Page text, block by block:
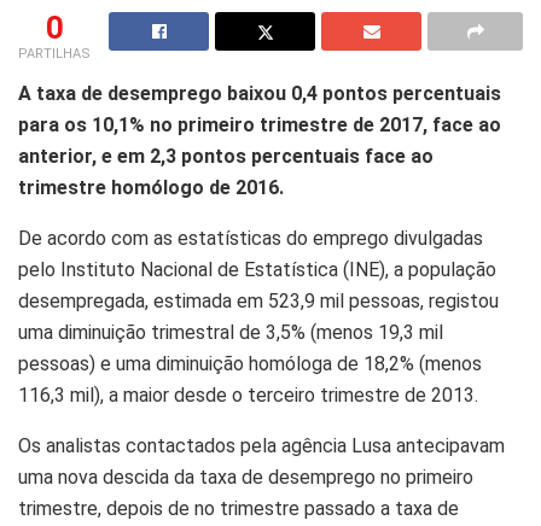
0
PARTILHAS
A taxa de desemprego baixou 0,4 pontos percentuais
para os 10,1% no primeiro trimestre de 2017, face ao
anterior, e em 2,3 pontos percentuais face ao
trimestre homólogo de 2016.
De acordo com as estatísticas do emprego divulgadas
pelo Instituto Nacional de Estatística (INE), a população
desempregada, estimada em 523,9 mil pessoas, registou
uma diminuição trimestral de 3,5% (menos 19,3 mil
pessoas) e uma diminuição homóloga de 18,2% (menos
116,3 mil), a maior desde o terceiro trimestre de 2013.
Os analistas contactados pela agência Lusa antecipavam
uma nova descida da taxa de desemprego no primeiro
trimestre, depois de no trimestre passado a taxa de